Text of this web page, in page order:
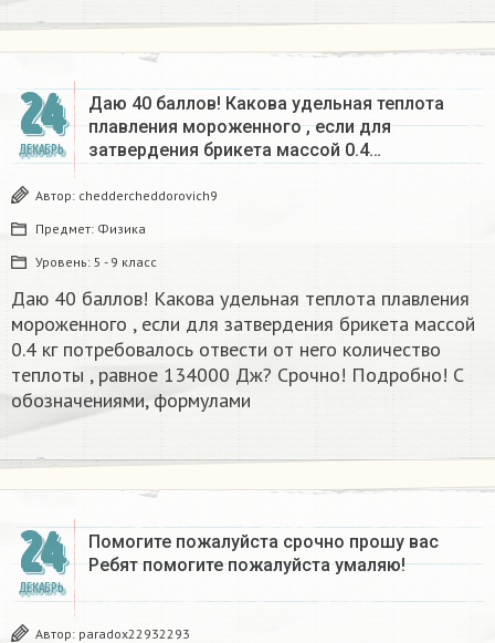
24
ДЕКАБРЬ
Даю 40 баллов! Какова удельная теплота
плавления мороженного , если для
затвердения брикета массой 0.4…
Автор: cheddercheddorovich9
Предмет: Физика
Уровень: 5 - 9 класс
Даю 40 баллов! Какова удельная теплота плавления
мороженного , если для затвердения брикета массой
0.4 кг потребовалось отвести от него количество
теплоты , равное 134000 Дж? Срочно! Подробно! С
обозначениями, формулами
24
ДЕКАБРЬ
Помогите пожалуйста срочно прошу вас
Ребят помогите пожалуйста умаляю! ​
Автор: paradox22932293